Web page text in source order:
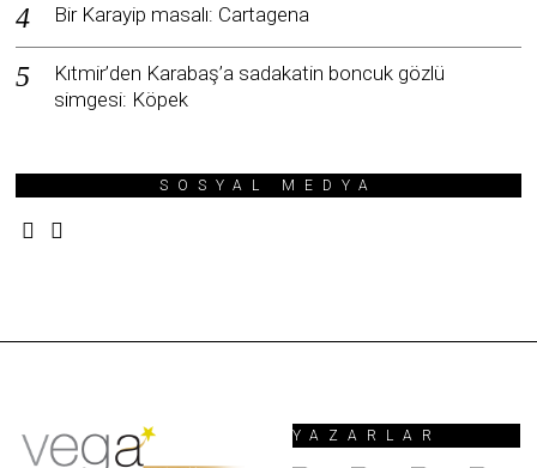
Bir Karayip masalı: Cartagena
Kıtmir’den Karabaş’a sadakatin boncuk gözlü
simgesi: Köpek
SOSYAL MEDYA
YAZARLAR